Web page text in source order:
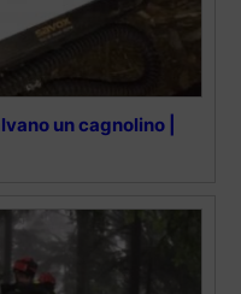
un cagnolino |